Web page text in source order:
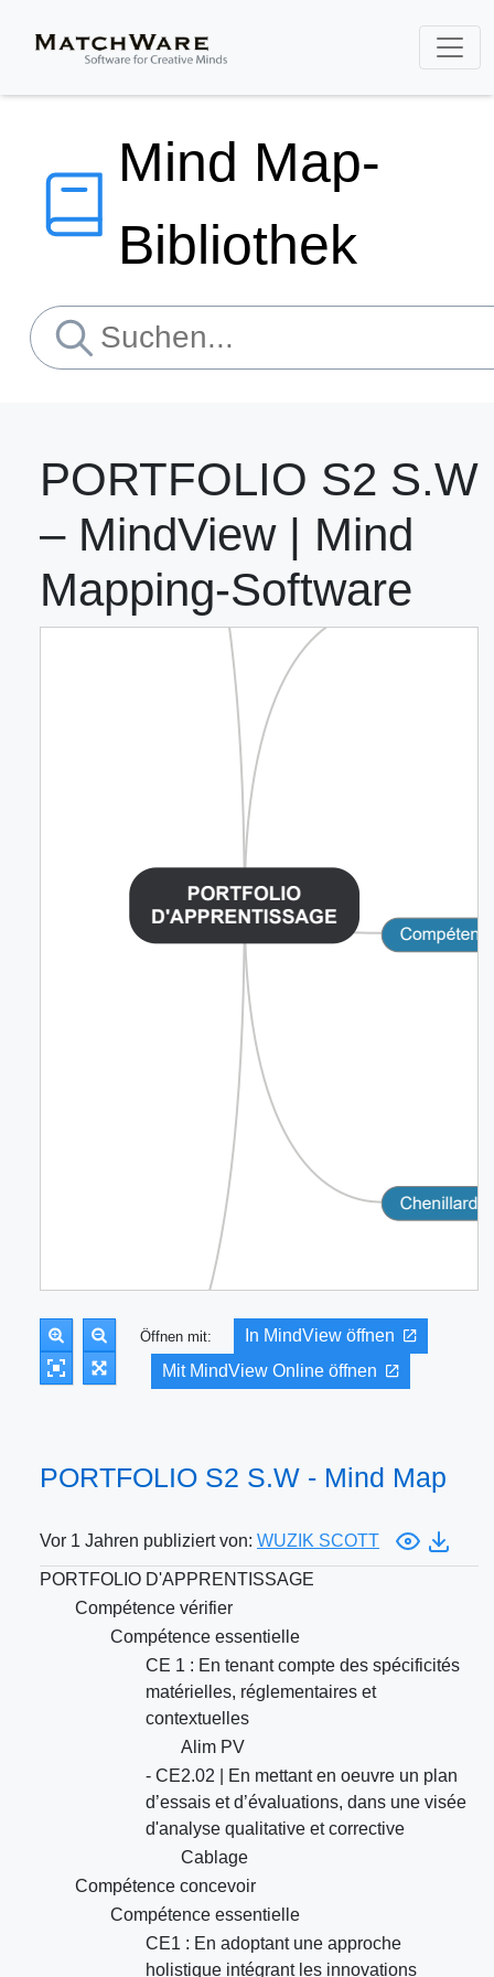
Mind Map-
Bibliothek
PORTFOLIO S2 S.W
– MindView | Mind
Mapping-Software
Öffnen mit:
In MindView öffnen
Mit MindView Online öffnen
PORTFOLIO S2 S.W - Mind Map
Vor 1 Jahren publiziert von: WUZIK SCOTT
PORTFOLIO D'APPRENTISSAGE
Compétence vérifier
Compétence essentielle
CE 1 : En tenant compte des spécificités
matérielles, réglementaires et
contextuelles
Alim PV
- CE2.02 | En mettant en oeuvre un plan
d’essais et d’évaluations, dans une visée
d'analyse qualitative et corrective
Cablage
Compétence concevoir
Compétence essentielle
CE1 : En adoptant une approche
holistique intégrant les innovations